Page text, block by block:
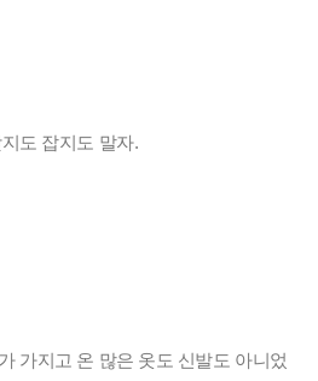
도 잡지도 말자.
가지고 온 많은 옷도 신발도 아니었